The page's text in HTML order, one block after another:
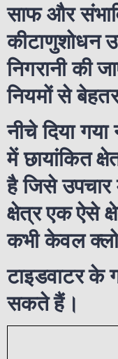
साफ और
कीटाणुशोधन
निगरानी की
नियमों से
नीचे दिया
में छायांकित
है जिसे उपचार
क्षेत्र एक ऐसे
कभी केवल
टाइडवाटर के
सकते हैं।